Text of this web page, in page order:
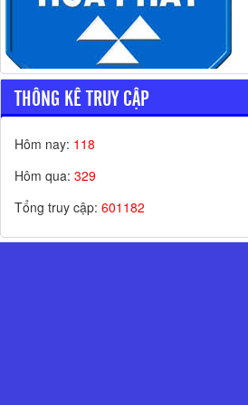
THÔNG KÊ TRUY CẬP
Hôm nay: 118
Hôm qua: 329
Tổng truy cập: 601182